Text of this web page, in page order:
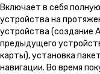
Включает в себя
устройства на
устройства (создание
предыдущего
карты), установка
навигации. Во время